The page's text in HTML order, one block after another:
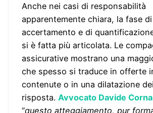
Anche nei casi di responsabilità
apparentemente chiara, la fase di
accertamento e di
si è fatta più articolata. Le
assicurative mostrano una
che spesso si traduce in offerte
contenute o in una dilatazione
risposta. Avvocato Davide
“questo atteggiamento, pur